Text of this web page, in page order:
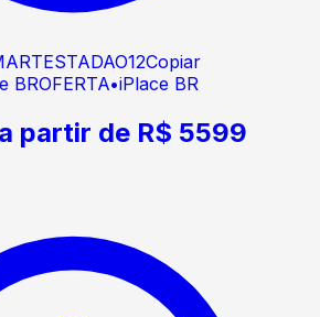
Copiar
OFERTA•iPlace BR
partir de R$ 5599